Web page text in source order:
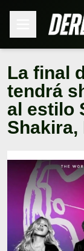
La final
tendrá
al estilo
Shakira,